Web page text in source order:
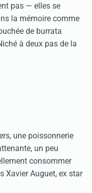
pas — elles se
la mémoire comme
de burrata
à deux pas de la
une poissonnerie
un peu
consommer
Xavier Auguet, ex star